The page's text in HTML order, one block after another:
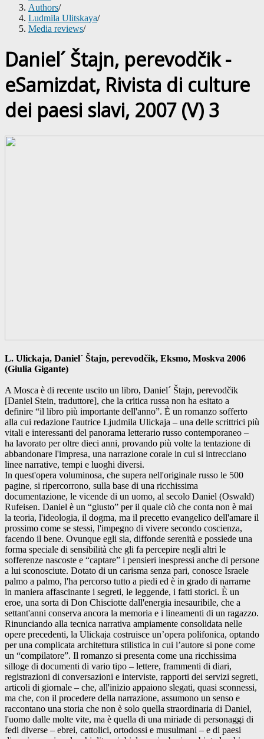
Authors/
Ludmila Ulitskaya/
Media reviews/
Daniel´ Štajn, perevodčik -
eSamizdat, Rivista di culture
dei paesi slavi, 2007 (V) 3
L. Ulickaja, Daniel´ Štajn, perevodčik, Eksmo, Moskva 2006
(Giulia Gigante)
A Mosca è di recente uscito un libro, Daniel´ Štajn, perevodčik
[Daniel Stein, traduttore], che la critica russa non ha esitato a
definire “il libro più importante dell'anno”. È un romanzo sofferto
alla cui redazione l'autrice Ljudmila Ulickaja – una delle scrittrici più
vitali e interessanti del panorama letterario russo contemporaneo –
ha lavorato per oltre dieci anni, provando più volte la tentazione di
abbandonare l'impresa, una narrazione corale in cui si intrecciano
linee narrative, tempi e luoghi diversi.
In quest'opera voluminosa, che supera nell'originale russo le 500
pagine, si ripercorrono, sulla base di una ricchissima
documentazione, le vicende di un uomo, al secolo Daniel (Oswald)
Rufeisen. Daniel è un “giusto” per il quale ciò che conta non è mai
la teoria, l'ideologia, il dogma, ma il precetto evangelico dell'amare il
prossimo come se stessi, l'impegno di vivere secondo coscienza,
facendo il bene. Ovunque egli sia, diffonde serenità e possiede una
forma speciale di sensibilità che gli fa percepire negli altri le
sofferenze nascoste e “captare” i pensieri inespressi anche di persone
a lui sconosciute. Dotato di un carisma senza pari, conosce Israele
palmo a palmo, l'ha percorso tutto a piedi ed è in grado di narrarne
in maniera affascinante i segreti, le leggende, i fatti storici. È un
eroe, una sorta di Don Chisciotte dall'energia inesauribile, che a
settant'anni conserva ancora la memoria e i lineamenti di un ragazzo.
Rinunciando alla tecnica narrativa ampiamente consolidata nelle
opere precedenti, la Ulickaja costruisce un’opera polifonica, optando
per una complicata architettura stilistica in cui l’autore si pone come
un “compilatore”. Il romanzo si presenta come una ricchissima
silloge di documenti di vario tipo – lettere, frammenti di diari,
registrazioni di conversazioni e interviste, rapporti dei servizi segreti,
articoli di giornale – che, all'inizio appaiono slegati, quasi sconnessi,
ma che, con il procedere della narrazione, assumono un senso e
raccontano una storia che non è solo quella straordinaria di Daniel,
l'uomo dalle molte vite, ma è quella di una miriade di personaggi di
fedi diverse – ebrei, cattolici, ortodossi e musulmani – e di paesi